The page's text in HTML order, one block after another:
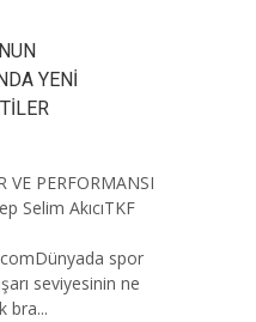
YENİ
VE PERFORMANSI
Selim AkıcıTKF
ünyada spor
seviyesinin ne
bra...